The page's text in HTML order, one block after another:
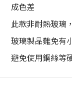
成色差
此款非耐熱玻璃
玻璃製品難免有
避免使用鋼絲等